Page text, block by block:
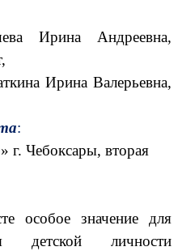
Ирина Андреевна,
Валерьевна,
:
Чебоксары, вторая
особое значение для
детской личности